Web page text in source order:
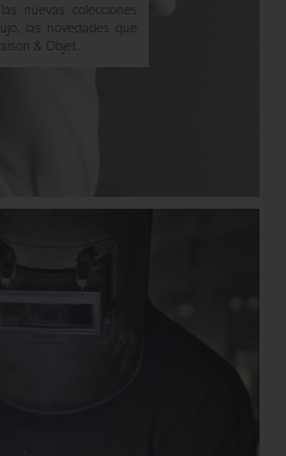
nuevas colecciones
las novedades que
& Objet...